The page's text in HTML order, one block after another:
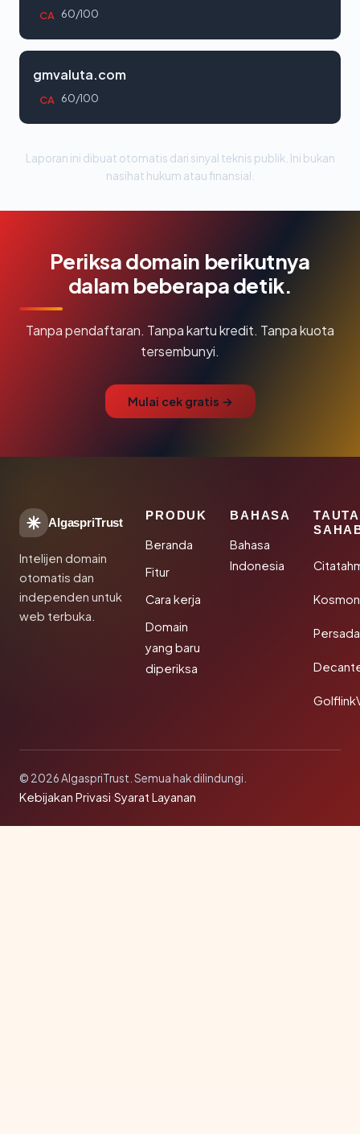
CA 60/100
gmvaluta.com
CA 60/100
Laporan ini dibuat otomatis dari sinyal teknis publik. Ini bukan
nasihat hukum atau finansial.
Periksa domain berikutnya
dalam beberapa detik.
Tanpa pendaftaran. Tanpa kartu kredit. Tanpa kuota
tersembunyi.
Mulai cek gratis →
AlgaspriTrust
Intelijen domain
otomatis dan
independen untuk
web terbuka.
PRODUK
Beranda
Fitur
Cara kerja
Domain
yang baru
diperiksa
BAHASA
Bahasa
Indonesia
© 2026 AlgaspriTrust. Semua hak dilindungi.
Kebijakan Privasi·Syarat Layanan